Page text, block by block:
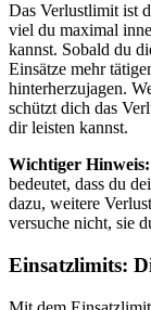
Das Verlustlimit ist
viel du maximal
kannst. Sobald du
Einsätze mehr
hinterherzujagen.
schützt dich das
dir leisten kannst.
Wichtiger Hinweis:
bedeutet, dass du
dazu, weitere
versuche nicht, sie
Einsatzlimits: